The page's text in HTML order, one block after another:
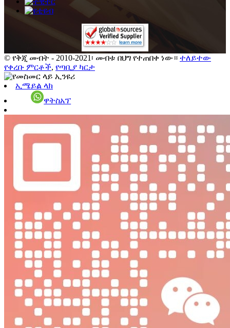
© የቅጂ መብት - 2010-2021፡ መብቱ በህግ የተጠበቀ ነው። ተለይተው
የቀረቡ ምርቶች, የጣቢያ ካርታ
ኢሜይል ላክ
ዋትስአፕ